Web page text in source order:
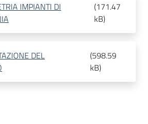
IMPIANTI DI
(171.47
kB)
DEL
(598.59
kB)